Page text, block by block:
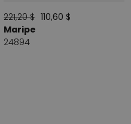
221,20 $ 110,60 $
Maripe
24894